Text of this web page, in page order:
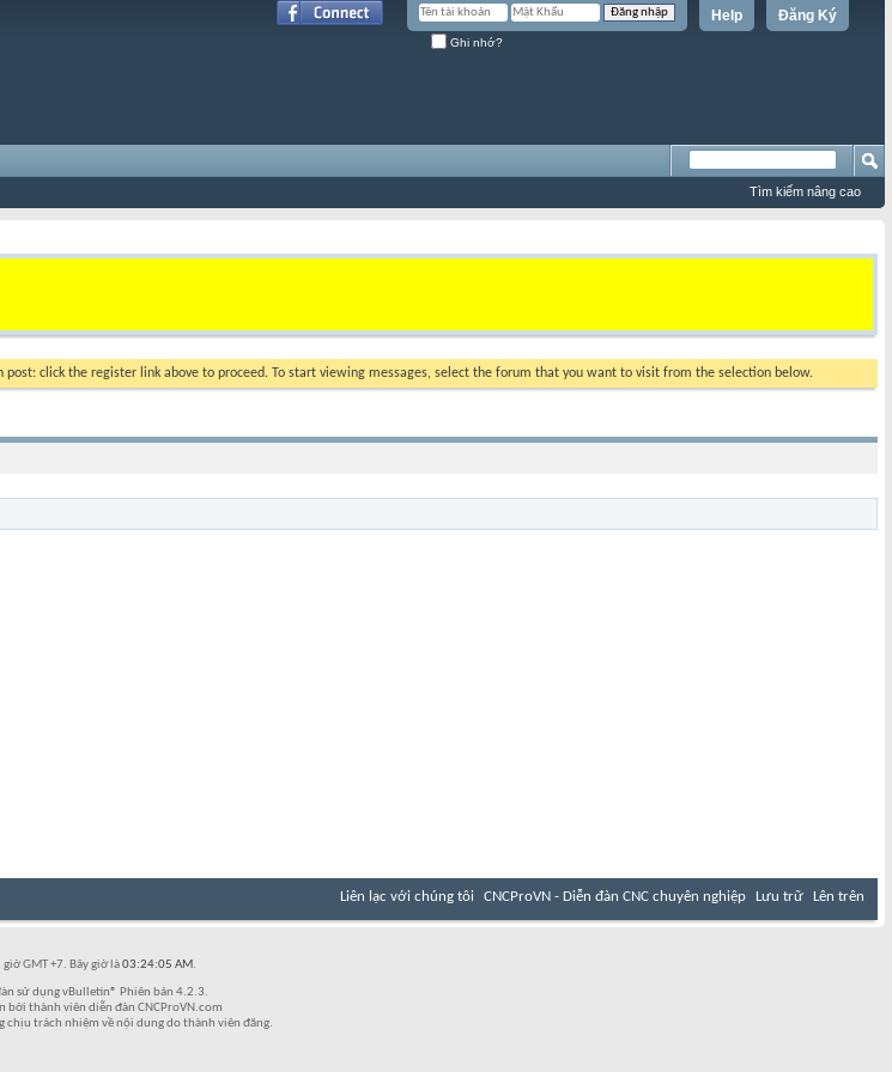
Đăng Ký
Help
Ghi nhớ?
Tìm kiếm nâng cao
post: click the register link above to proceed. To start viewing messages, select the forum that you want to visit from the selection below.
Liên lạc với chúng tôi CNCProVN - Diễn đàn CNC chuyên nghiệp Lưu trữ Lên trên
giờ GMT +7. Bây giờ là03:24:05 AM.
sử dụng vBulletin® Phiên bản 4.2.3.
bởi thành viên diễn đàn CNCProVN.com
chịu trách nhiệm về nội dung do thành viên đăng.